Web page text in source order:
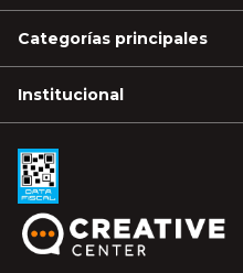
Categorías principales
Institucional